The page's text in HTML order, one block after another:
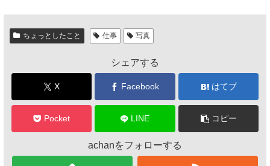
c
e
b
o
k
tt
er
e
ちょっとしたこと 仕事 写真
シェアする
X Facebook はてブ
Pocket LINE コピー
achanをフォローする